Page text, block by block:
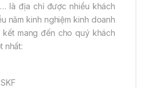
là địa chỉ được nhiều khách
năm kinh nghiệm kinh doanh
mang đến cho quý khách
nhất: